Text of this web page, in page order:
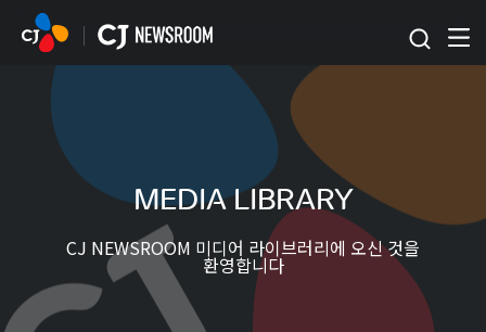
본문 바로가기
MEDIA LIBRARY
CJ NEWSROOM 미디어 라이브러리에 오신 것을
환영합니다